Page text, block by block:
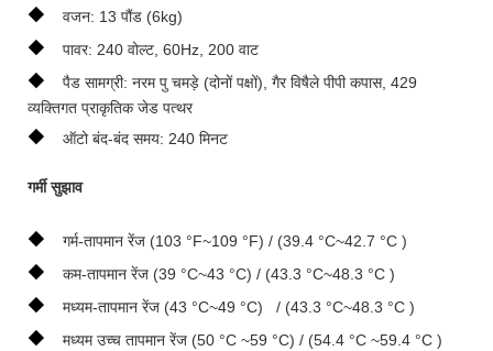
◆ वजन: 13 पौंड (6kg)
◆ पावर: 240 वोल्ट, 60Hz, 200 वाट
◆
पैड सामग्री: नरम पु चमड़े (दोनों पक्षों), गैर विषैले पीपी कपास, 429
व्यक्तिगत प्राकृतिक जेड पत्थर
◆ ऑटो बंद-बंद समय: 240 मिनट
गर्मी सुझाव
◆ गर्म-तापमान रेंज (103 °F~109 °F) / (39.4 °C~42.7 °C )
◆ कम-तापमान रेंज (39 °C~43 °C) / (43.3 °C~48.3 °C )
◆ मध्यम-तापमान रेंज (43 °C~49 °C) / (43.3 °C~48.3 °C )
◆ मध्यम उच्च तापमान रेंज (50 °C ~59 °C) / (54.4 °C ~59.4 °C )